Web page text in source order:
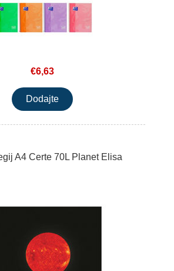
€6,63
A4 Certe 70L Planet Elisa